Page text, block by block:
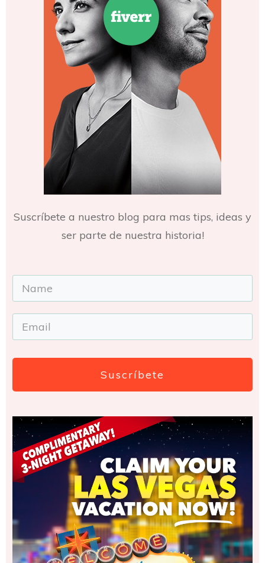
Suscríbete a nuestro blog para mas tips, ideas y
ser parte de nuestra historia!
Suscríbete